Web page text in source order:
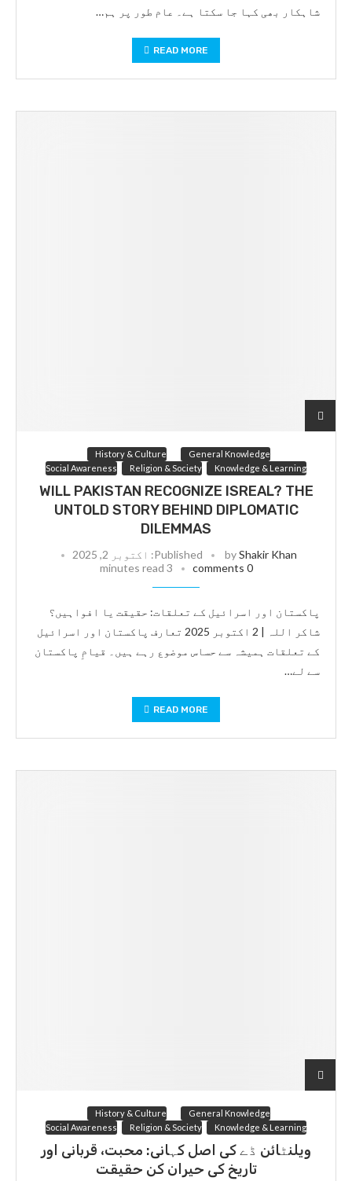
شاہکار بھی کہا جا سکتا ہے۔ عام طور پر ہم…
READ MORE
General Knowledge
History & Culture
Knowledge & Learning
Religion & Society
Social Awareness
WILL PAKISTAN RECOGNIZE ISREAL? THE
UNTOLD STORY BEHIND DIPLOMATIC
DILEMMAS
byShakir Khan
Published:
اکتوبر 2, 2025
0 comments
3 minutes read
پاکستان اور اسرائیل کے تعلقات: حقیقت یا افواہیں؟
شاکر اللہ | 2 اکتوبر 2025 تعارف پاکستان اور اسرائیل
کے تعلقات ہمیشہ سے حساس موضوع رہے ہیں۔ قیامِ پاکستان
سے لے…
READ MORE
General Knowledge
History & Culture
Knowledge & Learning
Religion & Society
Social Awareness
ویلنٹائن ڈے کی اصل کہانی: محبت، قربانی اور
تاریخ کی حیران کن حقیقت